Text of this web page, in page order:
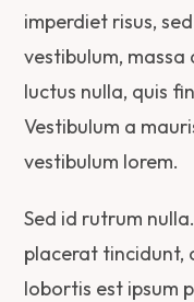
imperdiet risus,
vestibulum, massa
luctus nulla, quis
Vestibulum a
vestibulum lorem.
Sed id rutrum
placerat tincidunt,
lobortis est ipsum